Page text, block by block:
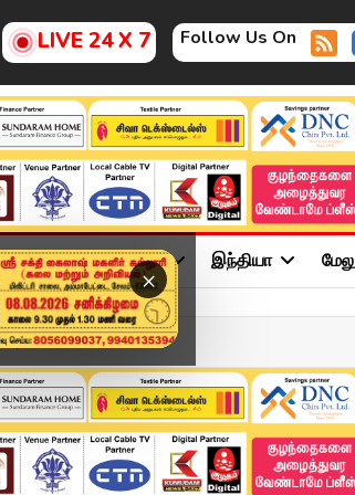
LIVE 24 X 7 Follow Us On
×
விளையாட்டு இந்தியா
அம...